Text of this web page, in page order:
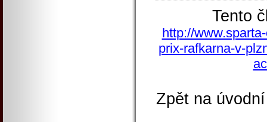
Tento
http://
prix-rafkarna-v-
Zpět na